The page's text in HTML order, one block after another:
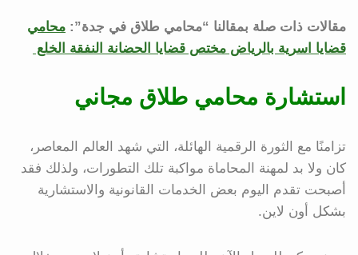
مقالات ذات صلة بمقالنا “محامي طلاق في جدة”: محامي
قضايا اسرية بالرياض مختص قضايا الحضانة النفقة الخلع
استشارة محامي طلاق مجاني
تزامنًا مع الثورة الرقمية الهائلة، التي شهد العالم المعاصر،
كان ولا بد لمهنة المحاماة مواكبة تلك التطورات، ولذلك فقد
أصبحت تقدم اليوم بعض الخدمات القانونية والاستشارية
بشكل أون لاين.